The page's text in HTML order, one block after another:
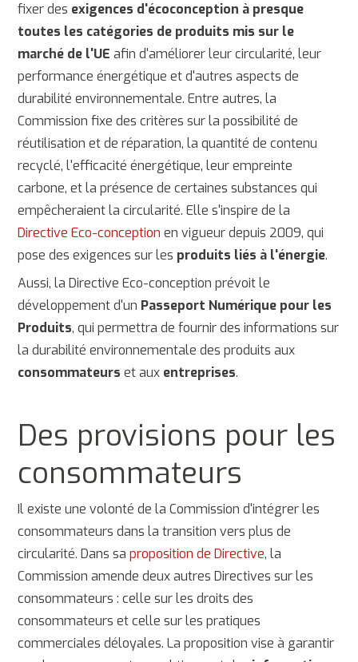
fixer des exigences d'écoconception à presque
toutes les catégories de produits mis sur le
marché de l'UE afin d'améliorer leur circularité, leur
performance énergétique et d'autres aspects de
durabilité environnementale. Entre autres, la
Commission fixe des critères sur la possibilité de
réutilisation et de réparation, la quantité de contenu
recyclé, l'efficacité énergétique, leur empreinte
carbone, et la présence de certaines substances qui
empêcheraient la circularité. Elle s'inspire de la
Directive Eco-conception en vigueur depuis 2009, qui
pose des exigences sur les produits liés à l'énergie.
Aussi, la Directive Eco-conception prévoit le
développement d'un Passeport Numérique pour les
Produits, qui permettra de fournir des informations sur
la durabilité environnementale des produits aux
consommateurs et aux entreprises.
Des provisions pour les
consommateurs
Il existe une volonté de la Commission d'intégrer les
consommateurs dans la transition vers plus de
circularité. Dans saproposition de Directive, la
Commission amende deux autres Directives sur les
consommateurs : celle sur les droits des
consommateurs et celle sur les pratiques
commerciales déloyales. La proposition vise à garantir